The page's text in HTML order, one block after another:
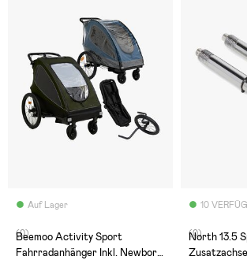
Auf Lager
(0)
Beemoo Activity Sport
Fahrradanhänger Inkl. Newborn
10
(0)
North 13.5